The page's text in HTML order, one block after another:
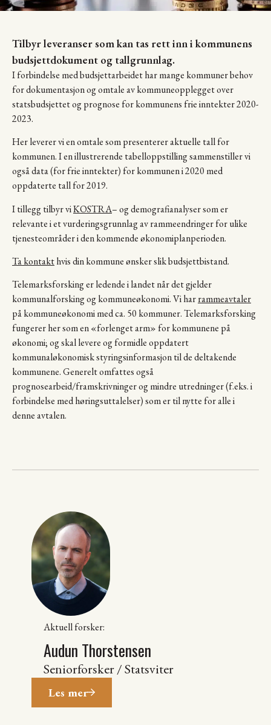
Tilbyr leveranser som kan tas rett inn i kommunens
budsjettdokument og tallgrunnlag.
I forbindelse med budsjettarbeidet har mange kommuner behov
for dokumentasjon og omtale av kommuneopplegget over
statsbudsjettet og prognose for kommunens frie inntekter 2020-
2023.
Her leverer vi en omtale som presenterer aktuelle tall for
kommunen. I en illustrerende tabelloppstilling sammenstiller vi
også data (for frie inntekter) for kommunen i 2020 med
oppdaterte tall for 2019.
I tillegg tilbyr viKOSTRA– og demografianalyser som er
relevante i et vurderingsgrunnlag av rammeendringer for ulike
tjenesteområder i den kommende økonomiplanperioden.
Ta kontakthvis din kommune ønsker slik budsjettbistand.
Telemarksforsking er ledende i landet når det gjelder
kommunalforsking og kommuneøkonomi. Vi harrammeavtaler
på kommuneøkonomi med ca. 50 kommuner. Telemarksforsking
fungerer her som en «forlenget arm» for kommunene på
økonomi; og skal levere og formidle oppdatert
kommunaløkonomisk styringsinformasjon til de deltakende
kommunene. Generelt omfattes også
prognosearbeid/framskrivninger og mindre utredninger (f.eks. i
forbindelse med høringsuttalelser) som er til nytte for alle i
denne avtalen.
Aktuell forsker:
Audun Thorstensen
Seniorforsker / Statsviter
Les mer